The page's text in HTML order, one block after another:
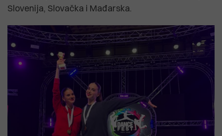
Slovenija, Slovačka i Mađarska.